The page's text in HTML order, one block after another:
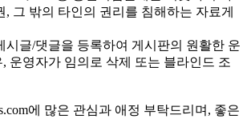
, 그 밖의 타인의 권리를 침해하는 자료게
시글/댓글을 등록하여 게시판의 원활한 운
운영자가 임의로 삭제 또는 블라인드 조
에 많은 관심과 애정 부탁드리며, 좋은